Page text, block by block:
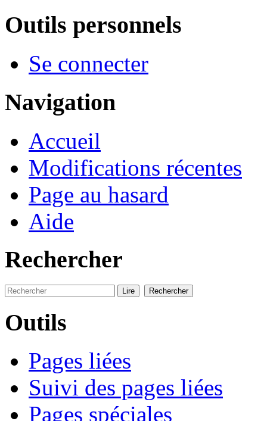
Outils personnels
Se connecter
Navigation
Accueil
Modifications récentes
Page au hasard
Aide
Rechercher
Outils
Pages liées
Suivi des pages liées
Pages spéciales